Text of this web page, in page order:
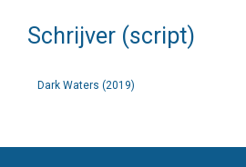
Schrijver (script)
Dark Waters (2019)